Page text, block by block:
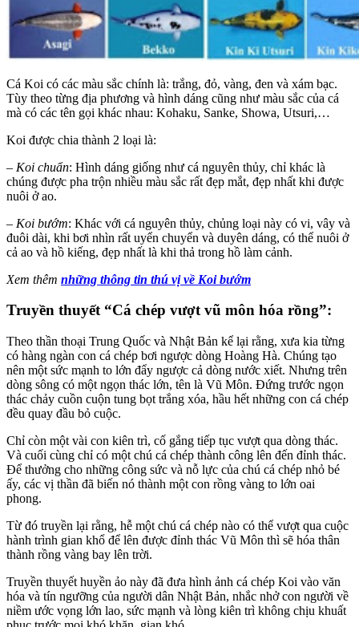
Cá Koi có các màu sắc chính là: trắng, đỏ, vàng, đen và xám bạc.
Tùy theo từng địa phương và hình dáng cũng như màu sắc của cá
mà có các tên gọi khác nhau: Kohaku, Sanke, Showa, Utsuri,…
Koi được chia thành 2 loại là:
– Koi chuẩn: Hình dáng giống như cá nguyên thủy, chỉ khác là
chúng được pha trộn nhiều màu sắc rất đẹp mắt, đẹp nhất khi được
nuôi ở ao.
– Koi bướm: Khác với cá nguyên thủy, chủng loại này có vi, vây và
đuôi dài, khi bơi nhìn rất uyển chuyển và duyên dáng, có thể nuôi ở
cả ao và hồ kiếng, đẹp nhất là khi thả trong hồ làm cảnh.
Xem thêm những thông tin thú vị về Koi bướm
Truyền thuyết “Cá chép vượt vũ môn hóa rồng”:
Theo thần thoại Trung Quốc và Nhật Bản kể lại rằng, xưa kia từng
có hàng ngàn con cá chép bơi ngược dòng Hoàng Hà. Chúng tạo
nên một sức mạnh to lớn đẩy ngược cả dòng nước xiết. Nhưng trên
dòng sông có một ngọn thác lớn, tên là Vũ Môn. Đứng trước ngọn
thác chảy cuồn cuộn tung bọt trắng xóa, hầu hết những con cá chép
đều quay đầu bỏ cuộc.
Chỉ còn một vài con kiên trì, cố gắng tiếp tục vượt qua dòng thác.
Và cuối cùng chỉ có một chú cá chép thành công lên đến đỉnh thác.
Để thưởng cho những công sức và nỗ lực của chú cá chép nhỏ bé
ấy, các vị thần đã biến nó thành một con rồng vàng to lớn oai
phong.
Từ đó truyền lại rằng, hễ một chú cá chép nào có thể vượt qua cuộc
hành trình gian khổ để lên được đỉnh thác Vũ Môn thì sẽ hóa thân
thành rồng vàng bay lên trời.
Truyền thuyết huyền ảo này đã đưa hình ảnh cá chép Koi vào văn
hóa và tín ngưỡng của người dân Nhật Bản, nhắc nhở con người về
niềm ước vọng lớn lao, sức mạnh và lòng kiên trì không chịu khuất